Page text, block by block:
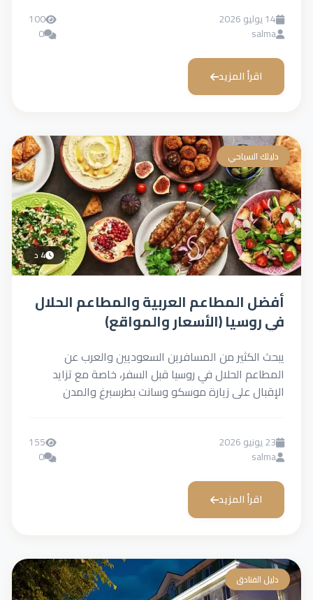
14 يوليو 2026
salma
100
0
اقرأ المزيد
دليلك السياحي
4 د
أفضل المطاعم العربية والمطاعم الحلال
في روسيا (الأسعار والمواقع)
يبحث الكثير من المسافرين السعوديين والعرب عن
المطاعم الحلال في روسيا قبل السفر، خاصة مع تزايد
الإقبال على زيارة موسكو وسانت بطرسبرغ والمدن
23 يونيو 2026
salma
155
0
اقرأ المزيد
دليل الفنادق